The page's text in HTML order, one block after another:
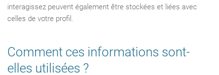
interagissez peuvent également être stockées et liées avec
celles de votre profil.
Comment ces informations sont-
elles utilisées ?